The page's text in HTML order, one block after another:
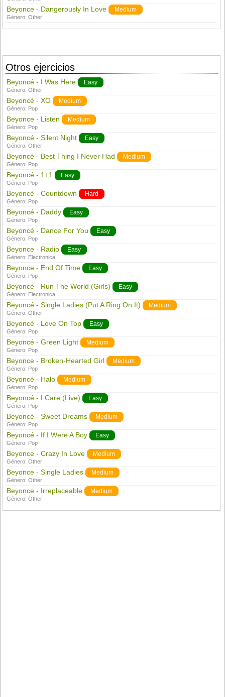
Beyonce - Dangerously In Love Medium
Género:Other
Otros ejercicios
Beyoncé - I Was Here Easy
Género:Other
Beyoncé - XO Medium
Género: Pop
Beyonce - Listen Medium
Género: Pop
Beyoncé - Silent Night Easy
Género:Other
Beyoncé - Best Thing I Never Had Medium
Género: Pop
Beyoncé - 1+1 Easy
Género: Pop
Beyoncé - Countdown Hard
Género: Pop
Beyoncé - Daddy Easy
Género: Pop
Beyoncé - Dance For You Easy
Género: Pop
Beyonce - Radio Easy
Género: Electronica
Beyonce - End Of Time Easy
Género: Pop
Beyoncé - Run The World (Girls) Easy
Género: Electronica
Beyoncé - Single Ladies (Put A Ring On It) Medium
Género:Other
Beyoncé - Love On Top Easy
Género: Pop
Beyoncé - Green Light Medium
Género: Pop
Beyonce - Broken-Hearted Girl Medium
Género: Pop
Beyoncé - Halo Medium
Género: Pop
Beyoncé - I Care (Live) Easy
Género: Pop
Beyoncé - Sweet Dreams Medium
Género: Pop
Beyoncé - If I Were A Boy Easy
Género: Pop
Beyonce - Crazy In Love Medium
Género:Other
Beyonce - Single Ladies Medium
Género:Other
Beyonce - Irreplaceable Medium
Género:Other